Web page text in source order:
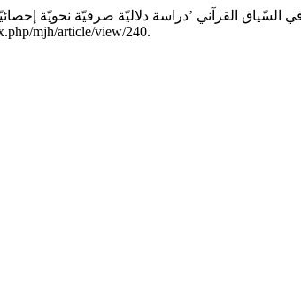
السّياق القرآني ’دراسة دلاليّة صرفيّة نحويّة
mjh/article/view/240.